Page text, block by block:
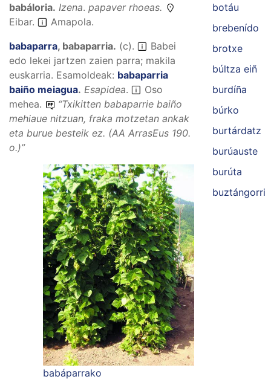
babáloria. Izena. papaver rhoeas.
Eibar.
Amapola.
babaparra, babaparria. (c).
Babei
edo lekei jartzen zaien parra; makila
euskarria. Esamoldeak: babaparria
baiño meiagua. Esapidea.
Oso
mehea.
“Txikitten babaparrie baiño
mehiaue nitzuan, fraka motzetan ankak
eta burue besteik ez. (AA ArrasEus 190.
o.)”
babáparrako
botáu
brebenído
brotxe
búltza eiñ
burdíña
búrko
burtárdatz
burúauste
burúta
buztángorri